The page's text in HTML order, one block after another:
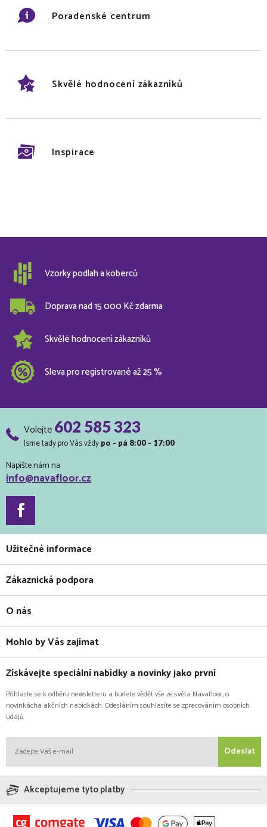
Poradenské centrum
Skvělé hodnocení zákazníků
Inspirace
Vzorky podlah a koberců
Doprava nad 15 000 Kč zdarma
Skvělé hodnocení zákazníků
Sleva pro registrované až 25 %
Volejte602 585 323
Jsme tady pro Vás vždy po - pá 8:00 - 17:00
Napište nám na
info@navafloor.cz
Užitečné informace
Zákaznická podpora
O nás
Mohlo by Vás zajímat
Získávejte speciální nabídky a novinky jako první
Přihlaste se k odběru newsletteru a budete vědět vše ze světa Navafloor, o
novinkácha akčních nabídkách. Odesláním souhlasíte se zpracováním osobních
údajů.
Odeslat
Akceptujeme tyto platby